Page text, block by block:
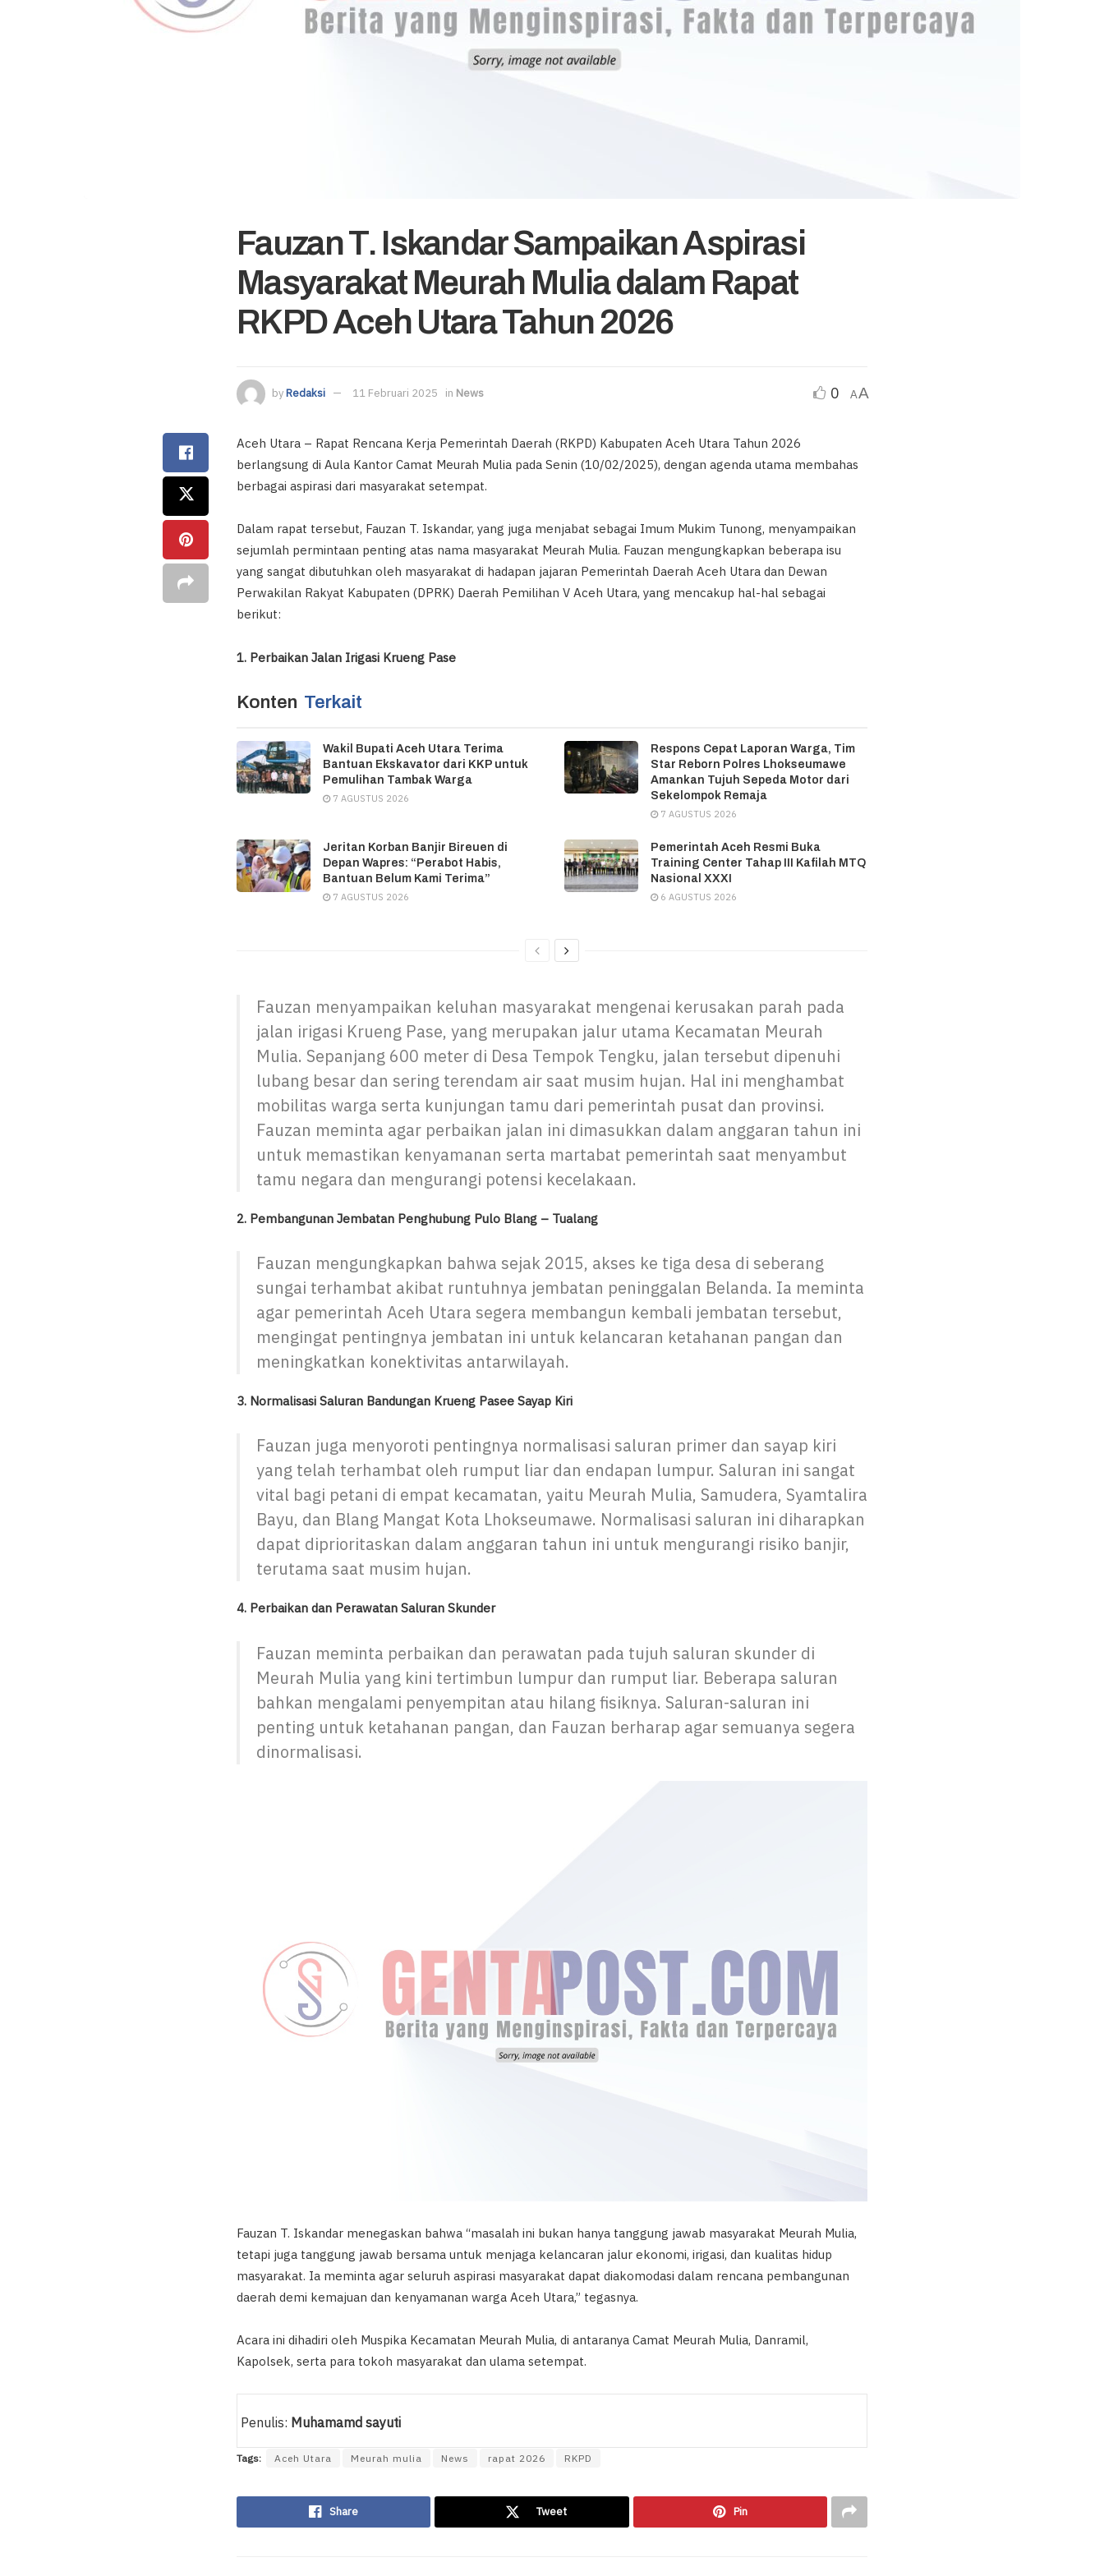
Fauzan T. Iskandar Sampaikan Aspirasi
Masyarakat Meurah Mulia dalam Rapat
RKPD Aceh Utara Tahun 2026
byRedaksi 11 Februari 2025 in News 0 AA
Aceh Utara – Rapat Rencana Kerja Pemerintah Daerah (RKPD) Kabupaten Aceh Utara Tahun 2026
berlangsung di Aula Kantor Camat Meurah Mulia pada Senin (10/02/2025), dengan agenda utama membahas
berbagai aspirasi dari masyarakat setempat.
Dalam rapat tersebut, Fauzan T. Iskandar, yang juga menjabat sebagai Imum Mukim Tunong, menyampaikan
sejumlah permintaan penting atas nama masyarakat Meurah Mulia. Fauzan mengungkapkan beberapa isu
yang sangat dibutuhkan oleh masyarakat di hadapan jajaran Pemerintah Daerah Aceh Utara dan Dewan
Perwakilan Rakyat Kabupaten (DPRK) Daerah Pemilihan V Aceh Utara, yang mencakup hal-hal sebagai
berikut:
1. Perbaikan Jalan Irigasi Krueng Pase
Konten Terkait
Wakil Bupati Aceh Utara Terima
Bantuan Ekskavator dari KKP untuk
Pemulihan Tambak Warga
7 AGUSTUS 2026
Respons Cepat Laporan Warga, Tim
Star Reborn Polres Lhokseumawe
Amankan Tujuh Sepeda Motor dari
Sekelompok Remaja
7 AGUSTUS 2026
Jeritan Korban Banjir Bireuen di
Depan Wapres: “Perabot Habis,
Bantuan Belum Kami Terima”
7 AGUSTUS 2026
Pemerintah Aceh Resmi Buka
Training Center Tahap III Kafilah MTQ
Nasional XXXI
6 AGUSTUS 2026
Fauzan menyampaikan keluhan masyarakat mengenai kerusakan parah pada
jalan irigasi Krueng Pase, yang merupakan jalur utama Kecamatan Meurah
Mulia. Sepanjang 600 meter di Desa Tempok Tengku, jalan tersebut dipenuhi
lubang besar dan sering terendam air saat musim hujan. Hal ini menghambat
mobilitas warga serta kunjungan tamu dari pemerintah pusat dan provinsi.
Fauzan meminta agar perbaikan jalan ini dimasukkan dalam anggaran tahun ini
untuk memastikan kenyamanan serta martabat pemerintah saat menyambut
tamu negara dan mengurangi potensi kecelakaan.
2. Pembangunan Jembatan Penghubung Pulo Blang – Tualang
Fauzan mengungkapkan bahwa sejak 2015, akses ke tiga desa di seberang
sungai terhambat akibat runtuhnya jembatan peninggalan Belanda. Ia meminta
agar pemerintah Aceh Utara segera membangun kembali jembatan tersebut,
mengingat pentingnya jembatan ini untuk kelancaran ketahanan pangan dan
meningkatkan konektivitas antarwilayah.
3. Normalisasi Saluran Bandungan Krueng Pasee Sayap Kiri
Fauzan juga menyoroti pentingnya normalisasi saluran primer dan sayap kiri
yang telah terhambat oleh rumput liar dan endapan lumpur. Saluran ini sangat
vital bagi petani di empat kecamatan, yaitu Meurah Mulia, Samudera, Syamtalira
Bayu, dan Blang Mangat Kota Lhokseumawe. Normalisasi saluran ini diharapkan
dapat diprioritaskan dalam anggaran tahun ini untuk mengurangi risiko banjir,
terutama saat musim hujan.
4. Perbaikan dan Perawatan Saluran Skunder
Fauzan meminta perbaikan dan perawatan pada tujuh saluran skunder di
Meurah Mulia yang kini tertimbun lumpur dan rumput liar. Beberapa saluran
bahkan mengalami penyempitan atau hilang fisiknya. Saluran-saluran ini
penting untuk ketahanan pangan, dan Fauzan berharap agar semuanya segera
dinormalisasi.
Fauzan T. Iskandar menegaskan bahwa “masalah ini bukan hanya tanggung jawab masyarakat Meurah Mulia,
tetapi juga tanggung jawab bersama untuk menjaga kelancaran jalur ekonomi, irigasi, dan kualitas hidup
masyarakat. Ia meminta agar seluruh aspirasi masyarakat dapat diakomodasi dalam rencana pembangunan
daerah demi kemajuan dan kenyamanan warga Aceh Utara,” tegasnya.
Acara ini dihadiri oleh Muspika Kecamatan Meurah Mulia, di antaranya Camat Meurah Mulia, Danramil,
Kapolsek, serta para tokoh masyarakat dan ulama setempat.
Penulis: Muhamamd sayuti
Tags: Aceh Utara Meurah mulia News rapat 2026 RKPD
Share Tweet Pin